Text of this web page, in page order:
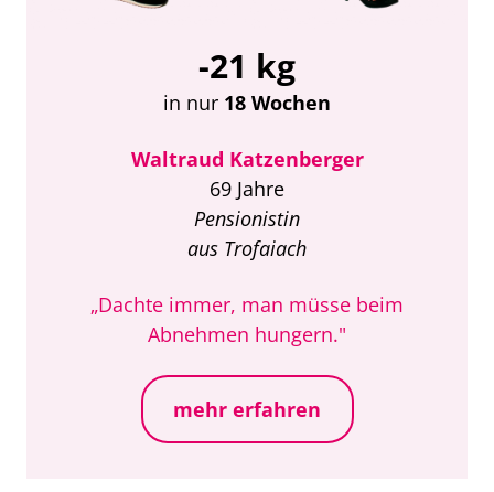
-21 kg
in nur 18 Wochen
Waltraud Katzenberger
69 Jahre
Pensionistin
aus Trofaiach
„Dachte immer, man müsse beim
Abnehmen hungern."
mehr erfahren